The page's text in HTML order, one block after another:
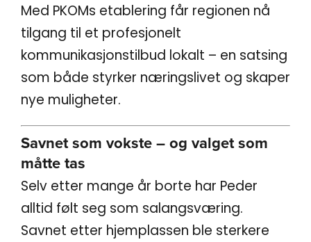
Med PKOMs etablering får regionen nå
tilgang til et profesjonelt
kommunikasjonstilbud lokalt – en satsing
som både styrker næringslivet og skaper
nye muligheter.
Savnet som vokste – og valget som
måtte tas
Selv etter mange år borte har Peder
alltid følt seg som salangsværing.
Savnet etter hjemplassen ble sterkere